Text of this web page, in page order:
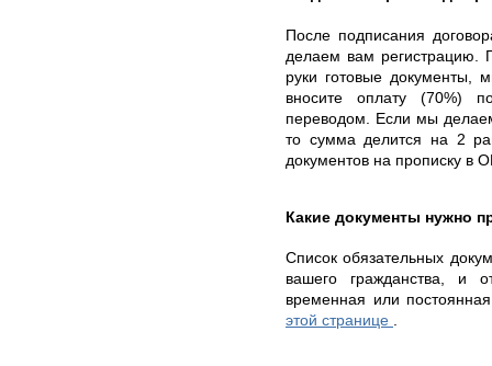
После подписания
делаем вам регистрацию.
руки готовые
вносите оплату (70%)
переводом. Если мы
то сумма делится на 2
документов на прописку в
Какие документы нужно
Список обязательных
вашего гражданства, и
временная или
этой странице .